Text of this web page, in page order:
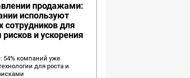
продажами:
используют
сотрудников для
и ускорения
54% компаний уже
для роста и